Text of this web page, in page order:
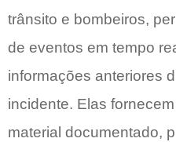
trânsito e bombeiros,
de eventos em tempo
informações anteriores
incidente. Elas
material documentado,